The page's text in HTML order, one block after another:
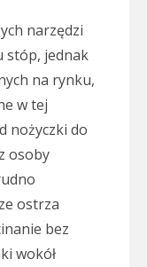
narzędzi
stóp, jednak
na rynku,
w tej
nożyczki do
osoby
ostrza
bez
wokół